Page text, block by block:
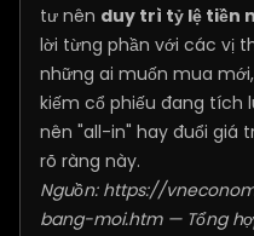
tư nên duy trì tỷ lệ tiền
lời từng phần với các vị
những ai muốn mua
kiếm cổ phiếu đang tích
nên "all-in" hay đuổi giá
rõ ràng này.
Nguồn: https://
bang-moi.htm— Tổng